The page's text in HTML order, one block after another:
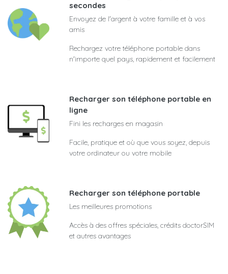
secondes
Envoyez de l'argent à votre famille et à vos
amis
Rechargez votre téléphone portable dans
n'importe quel pays, rapidement et facilement
Recharger son téléphone portable en
ligne
Fini les recharges en magasin
Facile, pratique et où que vous soyez, depuis
votre ordinateur ou votre mobile
Recharger son téléphone portable
Les meilleures promotions
Accès à des offres spéciales, crédits doctorSIM
et autres avantages